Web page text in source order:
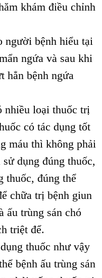
khám điều chỉnh
người bệnh hiểu tại
ngứa và sau khi
hẳn bệnh ngứa
nhiều loại thuốc trị
có tác dụng tốt
máu thì không phải
dụng đúng thuốc,
thuốc, đúng thể
chữa trị bệnh giun
ấu trùng sán chó
triệt để.
thuốc như vậy
bệnh ấu trùng sán